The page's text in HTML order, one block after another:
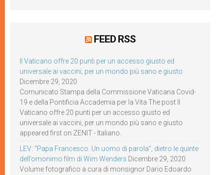
FEED RSS
Il Vaticano offre 20 punti per un accesso giusto ed
universale ai vaccini, per un mondo più sano e giusto
Dicembre 29, 2020
Comunicato Stampa della Commissione Vaticana Covid-
19 e della Pontificia Accademia per la Vita The post Il
Vaticano offre 20 punti per un accesso giusto ed
universale ai vaccini, per un mondo più sano e giusto
appeared first on ZENIT - Italiano.
LEV: “Papa Francesco. Un uomo di parola”, dietro le quinte
dell’omonimo film di Wim Wenders Dicembre 29, 2020
Volume fotografico a cura di monsignor Dario Edoardo